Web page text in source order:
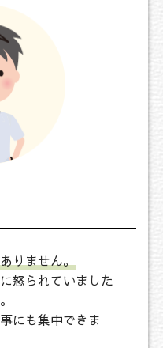
りません。
怒られていました
にも集中できま